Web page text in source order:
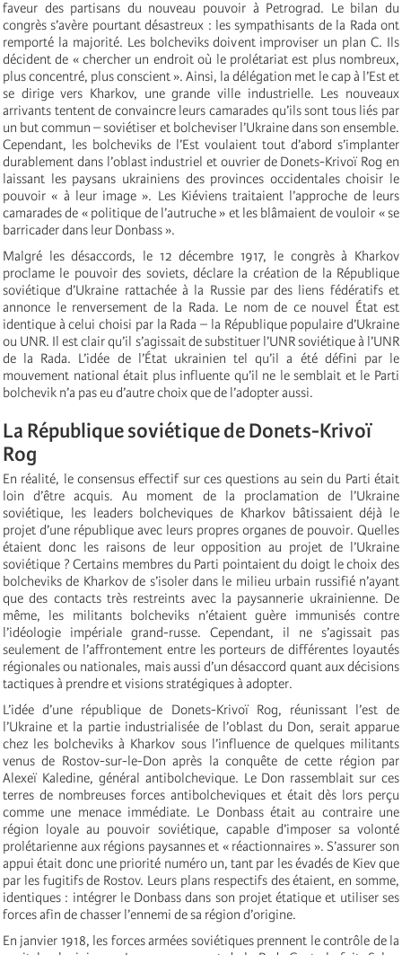
faveur des partisans du nouveau pouvoir à Petrograd. Le bilan du
congrès s’avère pourtant désastreux : les sympathisants de la Rada ont
remporté la majorité. Les bolcheviks doivent improviser un plan C. Ils
décident de « chercher un endroit où le prolétariat est plus nombreux,
plus concentré, plus conscient ». Ainsi, la délégation met le cap à l’Est et
se dirige vers Kharkov, une grande ville industrielle. Les nouveaux
arrivants tentent de convaincre leurs camarades qu’ils sont tous liés par
un but commun – soviétiser et bolcheviser l’Ukraine dans son ensemble.
Cependant, les bolcheviks de l’Est voulaient tout d’abord s’implanter
durablement dans l’oblast industriel et ouvrier de Donets-Krivoï Rog en
laissant les paysans ukrainiens des provinces occidentales choisir le
pouvoir « à leur image ». Les Kiéviens traitaient l’approche de leurs
camarades de « politique de l’autruche » et les blâmaient de vouloir « se
barricader dans leur Donbass ».
Malgré les désaccords, le 12 décembre 1917, le congrès à Kharkov
proclame le pouvoir des soviets, déclare la création de la République
soviétique d’Ukraine rattachée à la Russie par des liens fédératifs et
annonce le renversement de la Rada. Le nom de ce nouvel État est
identique à celui choisi par la Rada – la République populaire d’Ukraine
ou UNR. Il est clair qu’il s’agissait de substituer l’UNR soviétique à l’UNR
de la Rada. L’idée de l’État ukrainien tel qu’il a été défini par le
mouvement national était plus influente qu’il ne le semblait et le Parti
bolchevik n’a pas eu d’autre choix que de l’adopter aussi.
La République soviétique de Donets-Krivoï
Rog
En réalité, le consensus effectif sur ces questions au sein du Parti était
loin d’être acquis. Au moment de la proclamation de l’Ukraine
soviétique, les leaders bolcheviques de Kharkov bâtissaient déjà le
projet d’une république avec leurs propres organes de pouvoir. Quelles
étaient donc les raisons de leur opposition au projet de l’Ukraine
soviétique ? Certains membres du Parti pointaient du doigt le choix des
bolcheviks de Kharkov de s’isoler dans le milieu urbain russifié n’ayant
que des contacts très restreints avec la paysannerie ukrainienne. De
même, les militants bolcheviks n’étaient guère immunisés contre
l’idéologie impériale grand-russe. Cependant, il ne s’agissait pas
seulement de l’affrontement entre les porteurs de différentes loyautés
régionales ou nationales, mais aussi d’un désaccord quant aux décisions
tactiques à prendre et visions stratégiques à adopter.
L’idée d’une république de Donets-Krivoï Rog, réunissant l’est de
l’Ukraine et la partie industrialisée de l’oblast du Don, serait apparue
chez les bolcheviks à Kharkov sous l’influence de quelques militants
venus de Rostov-sur-le-Don après la conquête de cette région par
Alexeï Kaledine, général antibolchevique. Le Don rassemblait sur ces
terres de nombreuses forces antibolcheviques et était dès lors perçu
comme une menace immédiate. Le Donbass était au contraire une
région loyale au pouvoir soviétique, capable d’imposer sa volonté
prolétarienne aux régions paysannes et « réactionnaires ». S’assurer son
appui était donc une priorité numéro un, tant par les évadés de Kiev que
par les fugitifs de Rostov. Leurs plans respectifs des étaient, en somme,
identiques : intégrer le Donbass dans son projet étatique et utiliser ses
forces afin de chasser l’ennemi de sa région d’origine.
En janvier 1918, les forces armées soviétiques prennent le contrôle de la